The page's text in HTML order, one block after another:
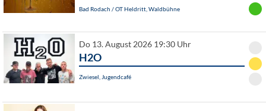
Bad Rodach / OT Heldritt, Waldbühne
Do 13. August 2026 19:30 Uhr
H2O
Zwiesel, Jugendcafé